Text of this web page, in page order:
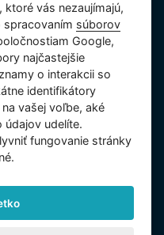
súde v Prahe,
DIČ CZ26150808.
ktoré vás nezaujímajú,
spracovaním súborov
Google,
najčastejšie
o interakcii so
identifikátory
vašej voľbe, aké
údajov udelíte.
fungovanie stránky